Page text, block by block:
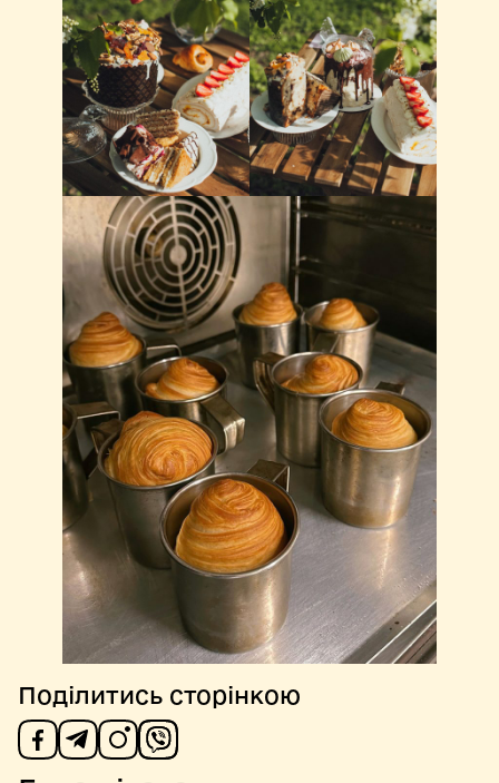
Поділитись сторінкою